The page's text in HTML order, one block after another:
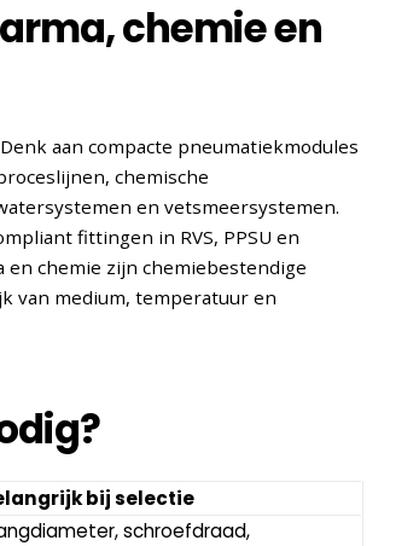
chemie en
aan compacte pneumatiekmodules
chemische
en vetsmeersystemen.
fittingen in RVS, PPSU en
chemie zijn chemiebestendige
van medium, temperatuur en
bij selectie
schroefdraad,